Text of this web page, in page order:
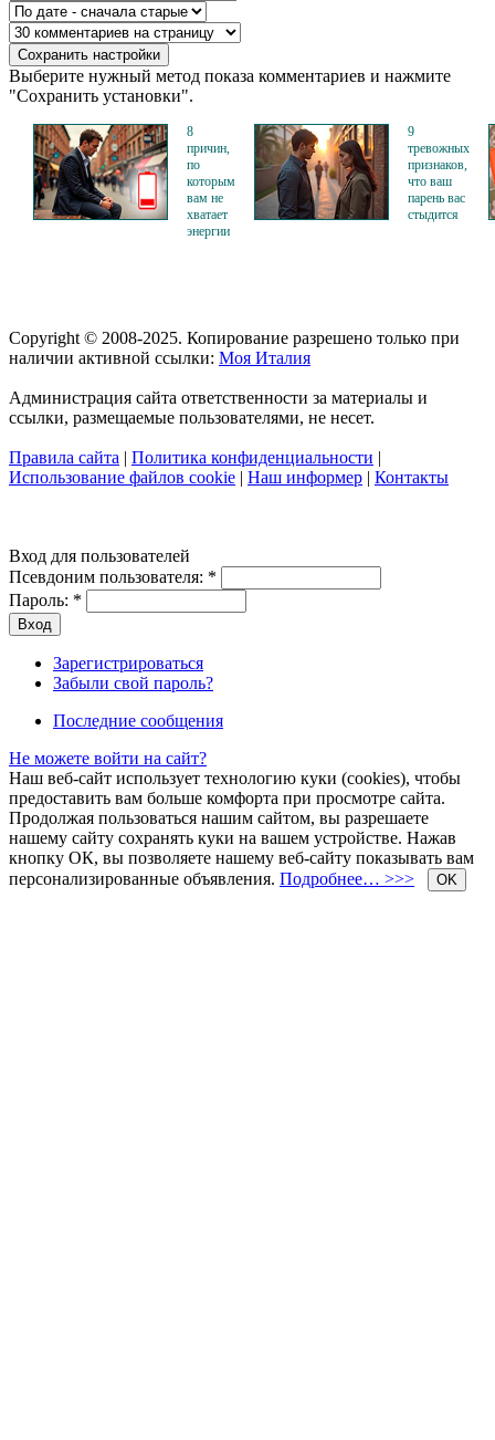
Выберите нужный метод показа комментариев и нажмите
"Сохранить установки".
8
причин,
по
которым
вам не
хватает
энергии
9
тревожных
признаков,
что ваш
парень вас
стыдится
Copyright © 2008-2025. Копирование разрешено только при
наличии активной ссылки: Моя Италия
Администрация сайта ответственности за материалы и
ссылки, размещаемые пользователями, не несет.
Правила сайта | Политика конфиденциальности |
Использование файлов cookie | Наш информер | Контакты
Вход для пользователей
Псевдоним пользователя: *
Пароль: *
Зарегистрироваться
Забыли свой пароль?
Последние сообщения
Не можете войти на сайт?
Наш веб-сайт использует технологию куки (cookies), чтобы
предоставить вам больше комфорта при просмотре сайта.
Продолжая пользоваться нашим сайтом, вы разрешаете
нашему сайту сохранять куки на вашем устройстве. Нажав
кнопку ОК, вы позволяете нашему веб-сайту показывать вам
персонализированные объявления. Подробнее… >>> OK